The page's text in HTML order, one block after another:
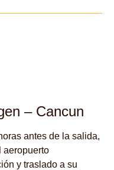
– Cancun
antes de la salida,
aeropuerto
y traslado a su